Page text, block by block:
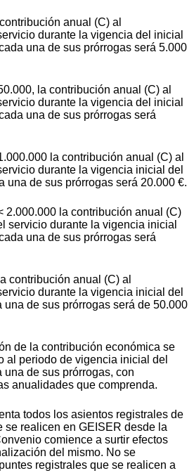
anual (C) al
durante la vigencia del inicial
una de sus prórrogas será 5.000
la contribución anual (C) al
durante la vigencia del inicial
una de sus prórrogas será
la contribución anual (C) al
durante la vigencia inicial del
una de sus prórrogas será 20.000 €.
2.000.000 la contribución anual (C)
servicio durante la vigencia inicial
una de sus prórrogas será
contribución anual (C) al
durante la vigencia inicial del
de sus prórrogas será de 50.000
de la contribución económica se
al periodo de vigencia inicial del
de sus prórrogas, con
anualidades que comprenda.
todos los asientos registrales de
se realicen en GEISER desde la
comience a surtir efectos
del mismo. No se
registrales que se realicen a